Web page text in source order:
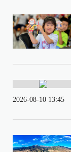
2026-08-10 13:45